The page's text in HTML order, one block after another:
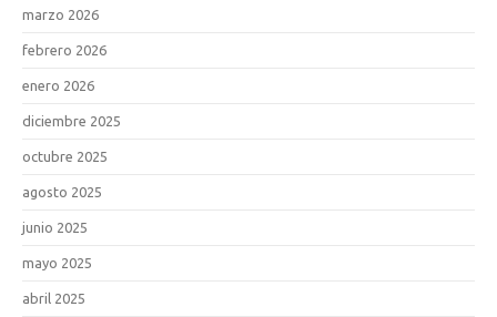
marzo 2026
febrero 2026
enero 2026
diciembre 2025
octubre 2025
agosto 2025
junio 2025
mayo 2025
abril 2025